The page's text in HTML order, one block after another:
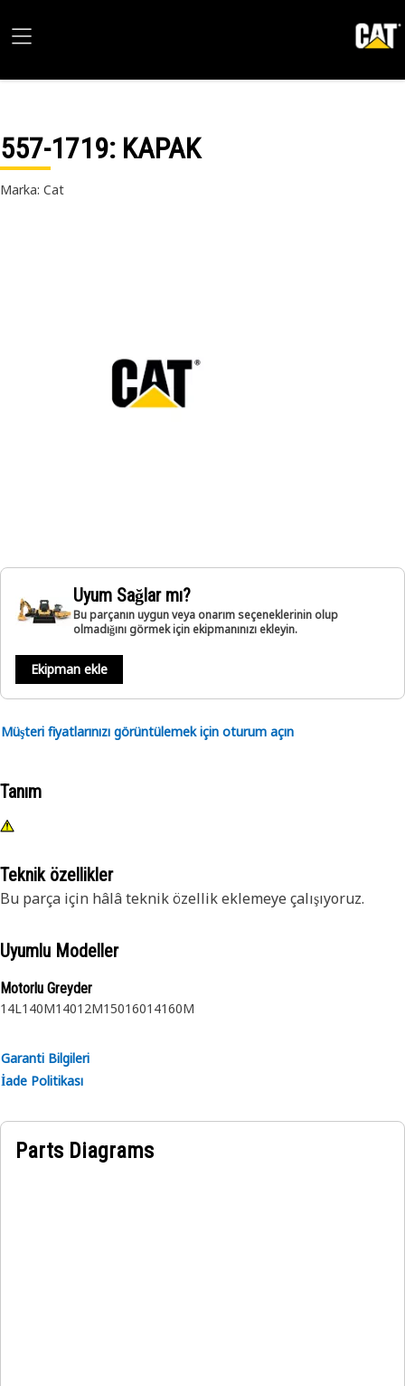
557-1719: KAPAK
Marka: Cat
Uyum Sağlar mı?
Bu parçanın uygun veya onarım seçeneklerinin olup
olmadığını görmek için ekipmanınızı ekleyin.
Ekipman ekle
Müşteri fiyatlarınızı görüntülemek için oturum açın
Tanım
Teknik özellikler
Bu parça için hâlâ teknik özellik eklemeye çalışıyoruz.
Uyumlu Modeller
Motorlu Greyder
14L140M14012M15016014160M
Garanti Bilgileri
İade Politikası
Parts Diagrams